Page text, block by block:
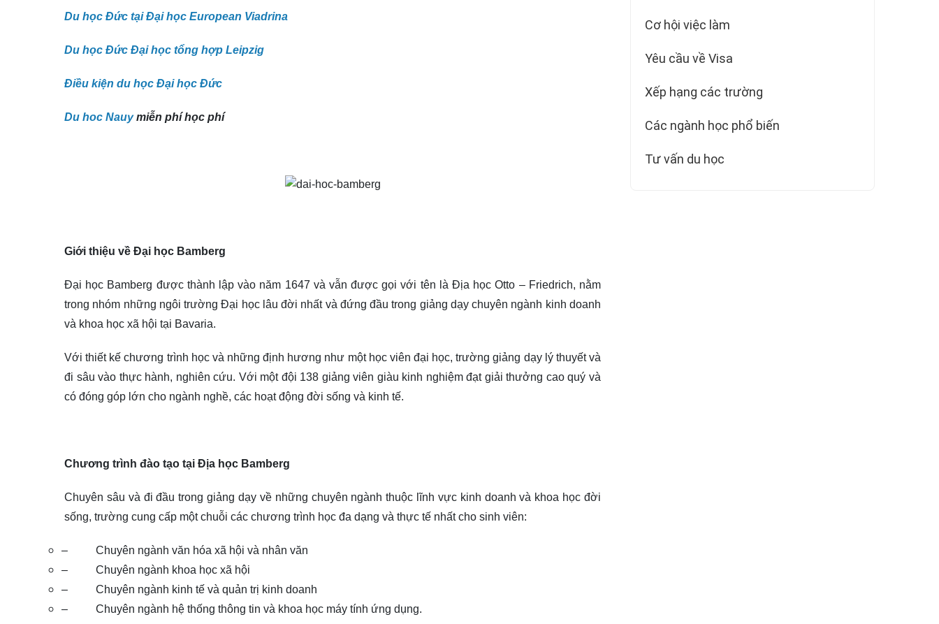
Du học Đức tại Đại học European Viadrina
Du học Đức Đại học tổng hợp Leipzig
Điều kiện du học Đại học Đức
Du hoc Nauymiễn phí học phí
Giới thiệu về Đại học Bamberg
Đại học Bamberg được thành lập vào năm 1647 và vẫn được gọi với tên là Địa học Otto – Friedrich, nằm
trong nhóm những ngôi trường Đại học lâu đời nhất và đứng đầu trong giảng dạy chuyên ngành kinh doanh
và khoa học xã hội tại Bavaria.
Với thiết kế chương trình học và những định hương như một học viên đại học, trường giảng dạy lý thuyết và
đi sâu vào thực hành, nghiên cứu. Với một đội 138 giảng viên giàu kinh nghiệm đạt giải thưởng cao quý và
có đóng góp lớn cho ngành nghề, các hoạt động đời sống và kinh tế.
Chương trình đào tạo tại Địa học Bamberg
Chuyên sâu và đi đầu trong giảng dạy về những chuyên ngành thuộc lĩnh vực kinh doanh và khoa học đời
sống, trường cung cấp một chuỗi các chương trình học đa dạng và thực tế nhất cho sinh viên:
–
Chuyên ngành văn hóa xã hội và nhân văn
–
Chuyên ngành khoa học xã hội
–
Chuyên ngành kinh tế và quản trị kinh doanh
–
Chuyên ngành hệ thống thông tin và khoa học máy tính ứng dụng.
Cơ hội việc làm
Yêu cầu về Visa
Xếp hạng các trường
Các ngành học phổ biến
Tư vấn du học